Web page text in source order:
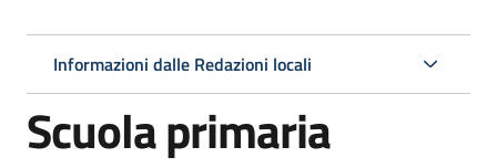
Argomenti
Servizi
Informazioni dalle Redazioni locali
Scuola primaria